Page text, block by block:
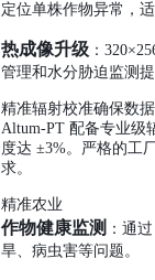
定位单株作物异常，
热成像升级 ：
管理和水分胁迫监测
精准辐射校准确保数
Altum-PT 配备专业级
度达 ±3%。严格的工
求。
精准农业
作物健康监测 ：通
旱、病虫害等问题。